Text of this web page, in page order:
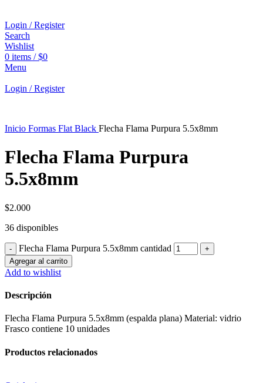
Login / Register
Search
Wishlist
0 items / $0
Menu
Login / Register
Inicio Formas Flat Black Flecha Flama Purpura 5.5x8mm
Flecha Flama Purpura
5.5x8mm
$2.000
36 disponibles
Flecha Flama Purpura 5.5x8mm cantidad
Agregar al carrito
Add to wishlist
Descripción
Flecha Flama Purpura 5.5x8mm (espalda plana) Material: vidrio
Frasco contiene 10 unidades
Productos relacionados